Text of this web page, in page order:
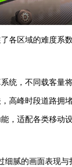
各区域的难度系
统，不同载客量
高峰时段道路拥
，适配各类移动
细腻的画面表现与